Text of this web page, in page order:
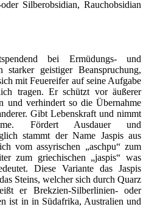
Silberobsidian, Rauchobsidian
bei Ermüdungs- und
starker geistiger Beanspruchung,
mit Feuereifer auf seine Aufgabe
tragen. Er schützt vor äußerer
und verhindert so die Übernahme
Gibt Lebenskraft und nimmt
Fördert Ausdauer und
stammt der Name Jaspis aus
vom assyrischen „aschpu“ zum
zum griechischen „jaspis“ was
Diese Variante das Jaspis
Steins, welcher sich durch Quarz
er Brekzien-Sil­berlinien- oder
ist in in Südafrika, Australien und